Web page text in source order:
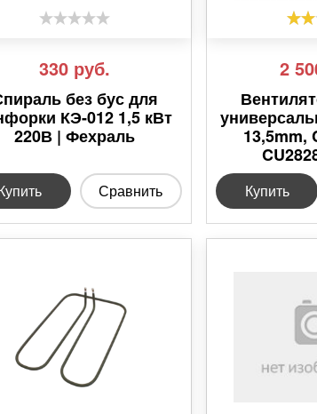
330 руб.
без бус для
КЭ-012 1,5 кВт
220В | Фехраль
Сравнить
2
13,5mm,
Купить